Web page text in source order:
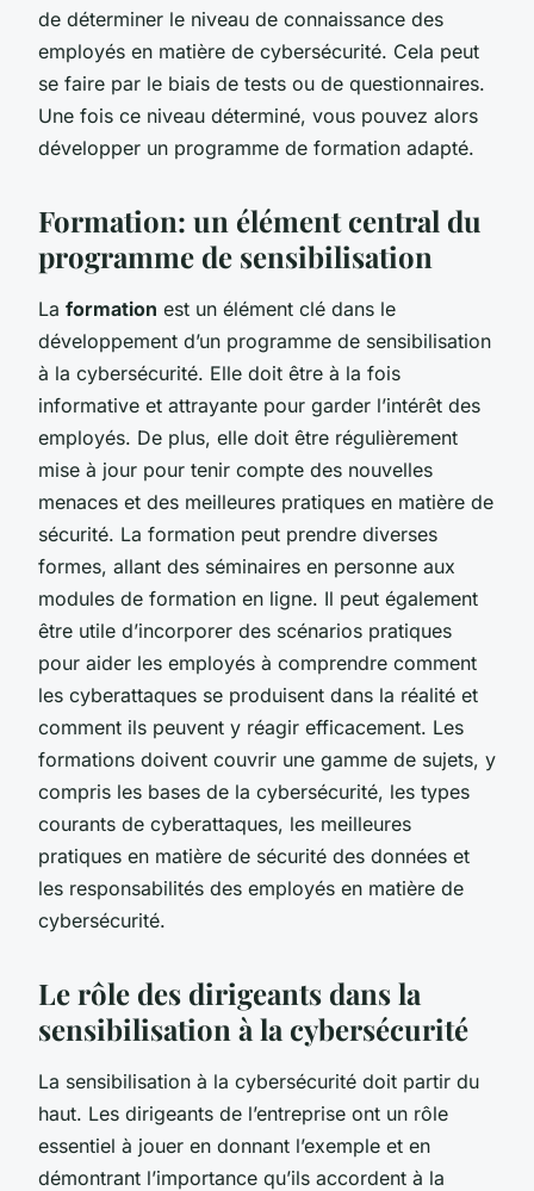
de déterminer le niveau de connaissance des
employés en matière de cybersécurité. Cela peut
se faire par le biais de tests ou de questionnaires.
Une fois ce niveau déterminé, vous pouvez alors
développer un programme de formation adapté.
Formation: un élément central du
programme de sensibilisation
La formation est un élément clé dans le
développement d’un programme de sensibilisation
à la cybersécurité. Elle doit être à la fois
informative et attrayante pour garder l’intérêt des
employés. De plus, elle doit être régulièrement
mise à jour pour tenir compte des nouvelles
menaces et des meilleures pratiques en matière de
sécurité. La formation peut prendre diverses
formes, allant des séminaires en personne aux
modules de formation en ligne. Il peut également
être utile d’incorporer des scénarios pratiques
pour aider les employés à comprendre comment
les cyberattaques se produisent dans la réalité et
comment ils peuvent y réagir efficacement. Les
formations doivent couvrir une gamme de sujets, y
compris les bases de la cybersécurité, les types
courants de cyberattaques, les meilleures
pratiques en matière de sécurité des données et
les responsabilités des employés en matière de
cybersécurité.
Le rôle des dirigeants dans la
sensibilisation à la cybersécurité
La sensibilisation à la cybersécurité doit partir du
haut. Les dirigeants de l’entreprise ont un rôle
essentiel à jouer en donnant l’exemple et en
démontrant l’importance qu’ils accordent à la